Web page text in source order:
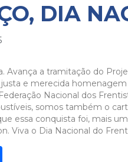
DIA
Avança a tramitação do
e merecida
Nacional dos
somos também o
essa conquista foi, mais
Viva o Dia Nacional do